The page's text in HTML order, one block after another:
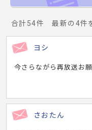
合計54件 最新の4件
ヨシ
今さらながら再放送お
さおたん